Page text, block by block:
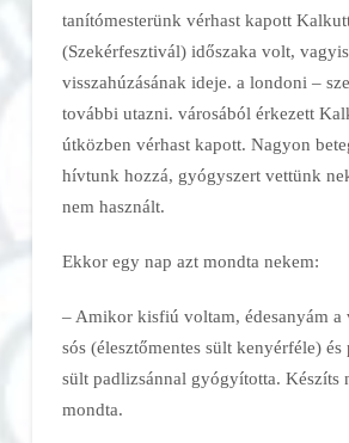
tanítómesterünk vérhast kapott
(Szekérfesztivál) időszaka volt,
visszahúzásának ideje. a londoni –
további utazni. városából érkezett
útközben vérhast kapott. Nagyon
hívtunk hozzá, gyógyszert vettünk
nem használt.
Ekkor egy nap azt mondta nekem:
– Amikor kisfiú voltam, édesanyám a
sós (élesztőmentes sült kenyérféle) és
sült padlizsánnal gyógyította. Készíts
mondta.